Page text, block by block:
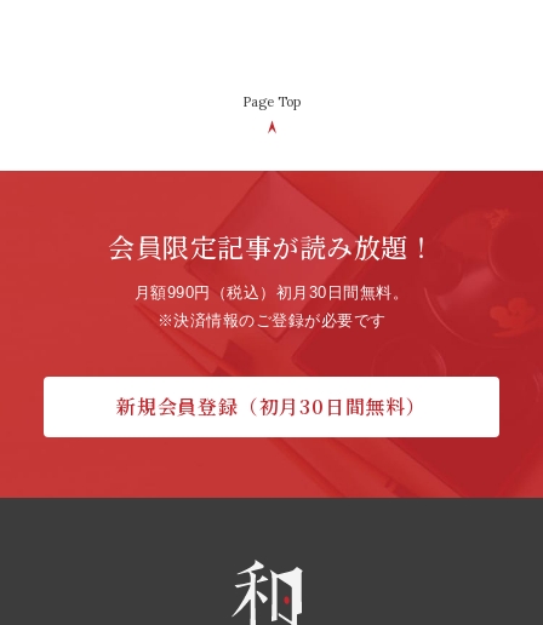
Page Top
会員限定記事が読み放題！
月額990円（税込）初月30日間無料。
※決済情報のご登録が必要です
新規会員登録（初月30日間無料）